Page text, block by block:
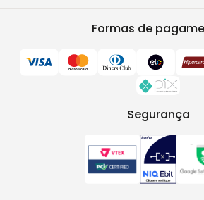
Formas de
Segurança